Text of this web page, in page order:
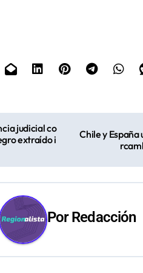
judicial co
extraído i
Chile y
PorRedacción